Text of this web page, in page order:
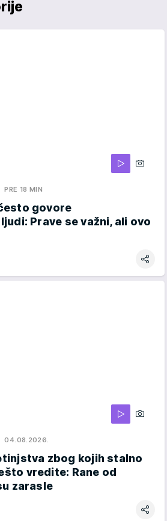
PRE 18 MIN
govore
Prave se važni, ali ovo
04.08.2026.
zbog kojih stalno
vredite: Rane od
zarasle